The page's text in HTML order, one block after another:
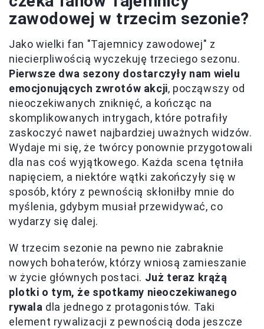
zawodowej w trzecim sezonie?
Jako wielki fan "Tajemnicy zawodowej" z
niecierpliwością wyczekuję trzeciego sezonu.
Pierwsze dwa sezony dostarczyły nam wielu
emocjonujących zwrotów akcji, począwszy od
nieoczekiwanych zniknięć, a kończąc na
skomplikowanych intrygach, które potrafiły
zaskoczyć nawet najbardziej uważnych widzów.
Wydaje mi się, że twórcy ponownie przygotowali
dla nas coś wyjątkowego. Każda scena tętniła
napięciem, a niektóre wątki zakończyły się w
sposób, który z pewnością skłoniłby mnie do
myślenia, gdybym musiał przewidywać, co
wydarzy się dalej.
W trzecim sezonie na pewno nie zabraknie
nowych bohaterów, którzy wniosą zamieszanie
w życie głównych postaci. Już teraz krążą
plotki o tym, że spotkamy nieoczekiwanego
rywala dla jednego z protagonistów. Taki
element rywalizacji z pewnością doda jeszcze